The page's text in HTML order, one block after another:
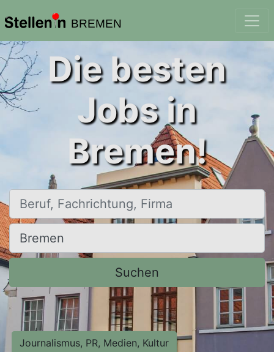
BREMEN
Die besten
Jobs in
Bremen!
Beruf, Fachrichtung, Firma
Ort, Stadt
Suchen
Journalismus, PR, Medien, Kultur